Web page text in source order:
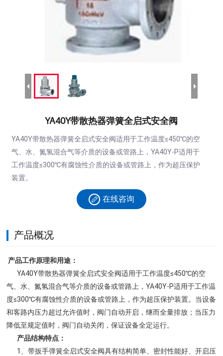
YA40Y带散热器弹簧全启式安全阀
YA40Y带散热器弹簧全启式安全阀适用于工作温度≤450℃的空
气、水、氮氢混合气等介质的设备或管路上，YA40Y-P适用于
工作温度≤300℃有腐蚀性介质的设备或管路上，作为超压保护
装置。
在线咨询
产品概况
产品工作原理和用途：
YA40Y带散热器弹簧全启式安全阀适用于工作温度≤450℃的空
气、水、氮氢混合气等介质的设备或管路上，YA40Y-P适用于工作温
度≤300℃有腐蚀性介质的设备或管路上，作为超压保护装置。当设备
和客路内压力超过允许值时，阀门自动开启，继而全量排放；当压力
降低至规定值时，阀门自动关闭，保证设备全定运行。
产品结构特点：
1、带扳手弹簧全启式安全阀具有结构简单、密封性能好、开启压